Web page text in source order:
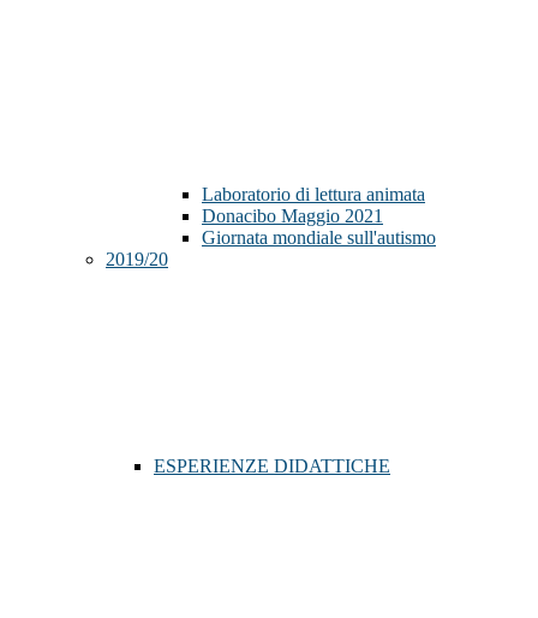
Laboratorio di lettura animata
Donacibo Maggio 2021
Giornata mondiale sull'autismo
2019/20
ESPERIENZE DIDATTICHE